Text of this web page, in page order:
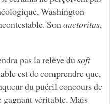
Washington
Sonauctoritas,
pas la relève dusoft
est de comprendre que,
du puéril concours de
gagnant véritable. Mais